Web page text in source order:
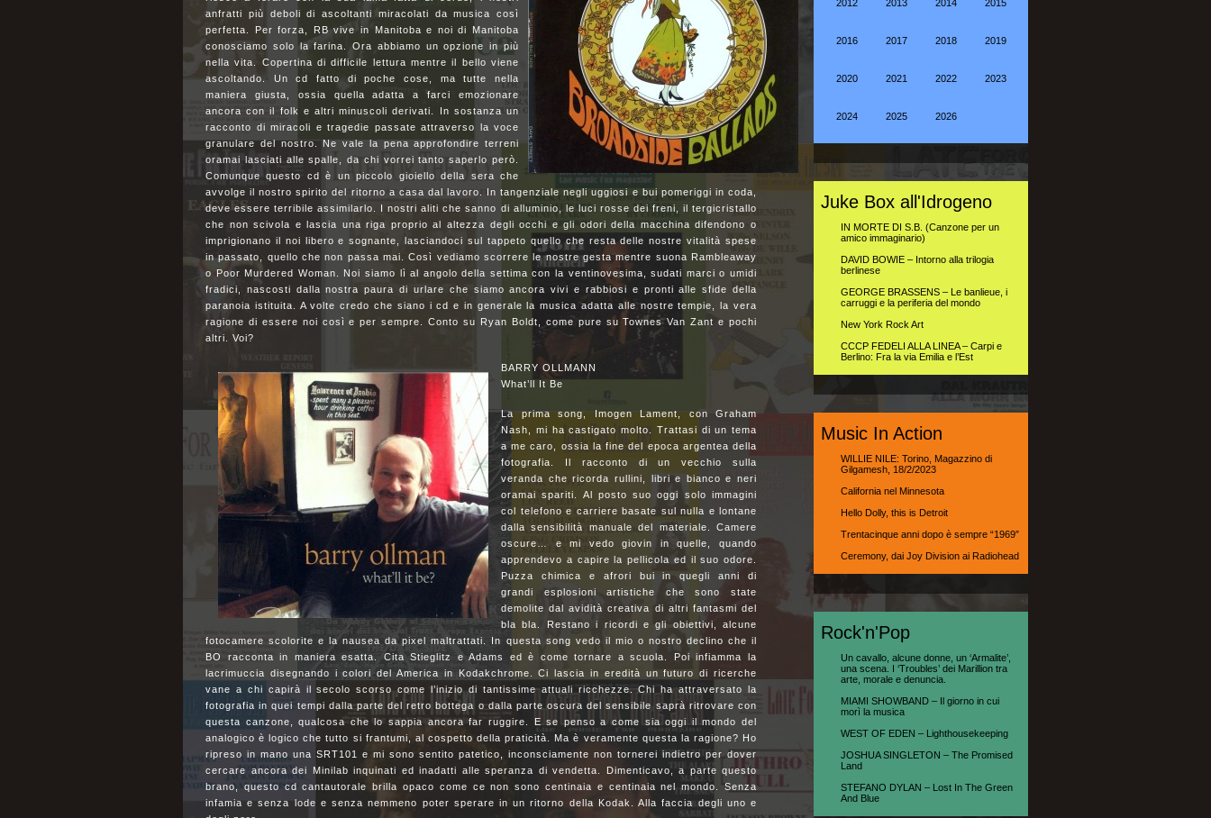
anfratti più deboli di ascoltanti miracolati da musica così
perfetta. Per forza, RB vive in Manitoba e noi di Manitoba
conosciamo solo la farina. Ora abbiamo un opzione in più
nella vita. Copertina di difficile lettura mentre il bello viene
ascoltando. Un cd fatto di poche cose, ma tutte nella
maniera giusta, ossia quella adatta a farci emozionare
ancora con il folk e altri minuscoli derivati. In sostanza un
racconto di miracoli e tragedie passate attraverso la voce
granulare del nostro. Ne vale la pena approfondire terreni
oramai lasciati alle spalle, da chi vorrei tanto saperlo però.
Comunque questo cd è un piccolo gioiello della sera che
avvolge il nostro spirito del ritorno a casa dal lavoro. In tangenziale negli uggiosi e bui pomeriggi in coda,
deve essere terribile assimilarlo. I nostri aliti che sanno di alluminio, le luci rosse dei freni, il tergicristallo
che non scivola e lascia una riga proprio al altezza degli occhi e gli odori della macchina difendono o
imprigionano il noi libero e sognante, lasciandoci sul tappeto quello che resta delle nostre vitalità spese
in passato, quello che non passa mai. Così vediamo scorrere le nostre gesta mentre suona Rambleaway
o Poor Murdered Woman. Noi siamo lì al angolo della settima con la ventinovesima, sudati marci o umidi
fradici, nascosti dalla nostra paura di urlare che siamo ancora vivi e rabbiosi e pronti alle sfide della
paranoia istituita. A volte credo che siano i cd e in generale la musica adatta alle nostre tempie, la vera
ragione di essere noi così e per sempre. Conto su Ryan Boldt, come pure su Townes Van Zant e pochi
altri. Voi?
BARRY OLLMANN
What’ll It Be
La prima song, Imogen Lament, con Graham
Nash, mi ha castigato molto. Trattasi di un tema
a me caro, ossia la fine del epoca argentea della
fotografia. Il racconto di un vecchio sulla
veranda che ricorda rullini, libri e bianco e neri
oramai spariti. Al posto suo oggi solo immagini
col telefono e carriere basate sul nulla e lontane
dalla sensibilità manuale del materiale. Camere
oscure… e mi vedo giovin in quelle, quando
apprendevo a capire la pellicola ed il suo odore.
Puzza chimica e afrori bui in quegli anni di
grandi esplosioni artistiche che sono state
demolite dal avidità creativa di altri fantasmi del
bla bla. Restano i ricordi e gli obiettivi, alcune
fotocamere scolorite e la nausea da pixel maltrattati. In questa song vedo il mio o nostro declino che il
BO racconta in maniera esatta. Cita Stieglitz e Adams ed è come tornare a scuola. Poi infiamma la
lacrimuccia disegnando i colori del America in Kodakchrome. Ci lascia in eredità un futuro di ricerche
vane a chi capirà il secolo scorso come l’inizio di tantissime attuali ricchezze. Chi ha attraversato la
fotografia in quei tempi dalla parte del retro bottega o dalla parte oscura del sensibile saprà ritrovare con
questa canzone, qualcosa che lo sappia ancora far ruggire. E se penso a come sia oggi il mondo del
analogico è logico che tutto si frantumi, al cospetto della praticità. Ma è veramente questa la ragione? Ho
ripreso in mano una SRT101 e mi sono sentito patetico, inconsciamente non tornerei indietro per dover
cercare ancora dei Minilab inquinati ed inadatti alle speranza di vendetta. Dimenticavo, a parte questo
brano, questo cd cantautorale brilla opaco come ce non sono centinaia e centinaia nel mondo. Senza
infamia e senza lode e senza nemmeno poter sperare in un ritorno della Kodak. Alla faccia degli uno e
2012 2013 2014 2015
2016 2017 2018 2019
2020 2021 2022 2023
2024 2025 2026
Juke Box all'Idrogeno
IN MORTE DI S.B. (Canzone per un
amico immaginario)
DAVID BOWIE – Intorno alla trilogia
berlinese
GEORGE BRASSENS – Le banlieue, i
carruggi e la periferia del mondo
New York Rock Art
CCCP FEDELI ALLA LINEA – Carpi e
Berlino: Fra la via Emilia e l’Est
Music In Action
WILLIE NILE: Torino, Magazzino di
Gilgamesh, 18/2/2023
California nel Minnesota
Hello Dolly, this is Detroit
Trentacinque anni dopo è sempre “1969″
Ceremony, dai Joy Division ai Radiohead
Rock'n'Pop
Un cavallo, alcune donne, un ‘Armalite’,
una scena. I ‘Troubles’ dei Marillion tra
arte, morale e denuncia.
MIAMI SHOWBAND – Il giorno in cui
morì la musica
WEST OF EDEN – Lighthousekeeping
JOSHUA SINGLETON – The Promised
Land
STEFANO DYLAN – Lost In The Green
And Blue